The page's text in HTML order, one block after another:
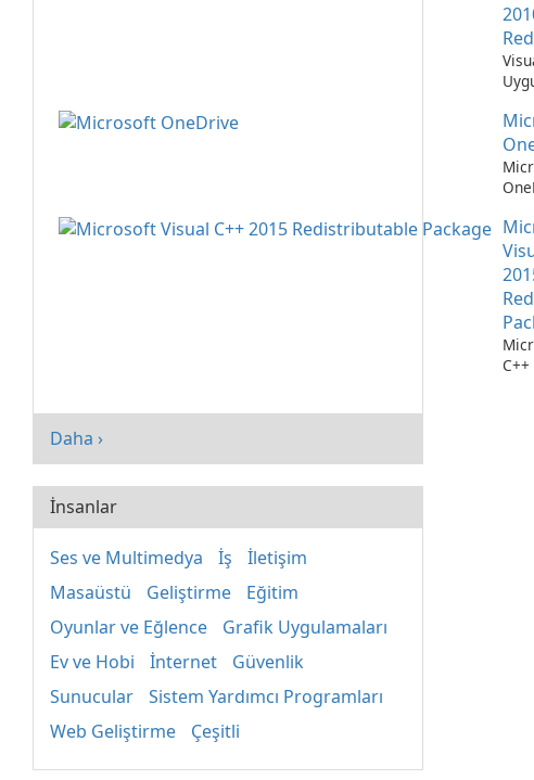
Daha ›
İnsanlar
Ses ve Multimedya İş
İletişim
Masaüstü
Geliştirme
Eğitim
Oyunlar ve Eğlence
Grafik Uygulamaları
Ev ve Hobi
İnternet
Güvenlik
Sunucular
Sistem Yardımcı Programları
Web Geliştirme
Çeşitli